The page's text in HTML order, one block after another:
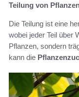
Teilung von
Die Teilung ist eine
wobei jeder Teil über
Pflanzen, sondern
kann die